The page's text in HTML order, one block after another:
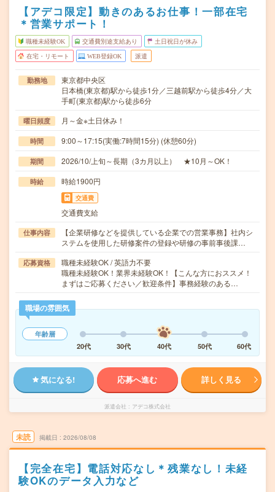
【アデコ限定】動きのあるお仕事！一部在宅
＊営業サポート！
職種未経験OK 交通費別途支給あり 土日祝日が休み
在宅・リモート WEB登録OK 派遣
勤務地
東京都中央区
日本橋(東京都)駅から徒歩1分／三越前駅から徒歩4分／大
手町(東京都)駅から徒歩6分
曜日頻度 月～金※土日休み！
時間 9:00～17:15(実働:7時間15分) (休憩60分)
期間 2026/10/上旬～長期（3カ月以上） ★10月～OK！
時給 時給1900円
交通費
交通費支給
仕事内容
【企業研修などを提供している企業での営業事務】社内シ
ステムを使用した研修案件の登録や研修の事前事後課…
応募資格
職種未経験OK / 英語力不要
職種未経験OK！業界未経験OK！【こんな方におススメ！
まずはご応募ください／歓迎条件】事務経験のある…
職場の雰囲気
年齢層
20代
30代 40代 50代 60代
気になる! 応募へ進む 詳しく見る
派遣会社 アデコ株式会社
未読 掲載日 2026/08/08
【完全在宅】電話対応なし＊残業なし！未経
験OKのデータ入力など